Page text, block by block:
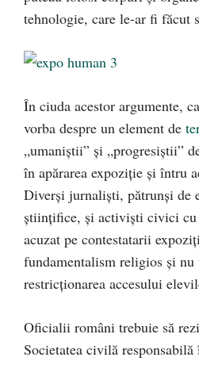
tehnologie, care le-ar fi făcut
În ciuda acestor argumente,
vorba despre un element de
„umaniştii” şi „progresiştii”
în apărarea expoziţie şi întru
Diverşi jurnalişti, pătrunşi de
ştiinţifice, şi activişti civici cu
acuzat pe contestatarii
fundamentalism religios şi
restricţionarea accesului
Oficialii români trebuie să
Societatea civilă responsabilă